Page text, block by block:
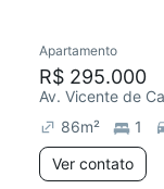
Apartamento
R$ 295.000
Av. Vicente de
86m² 1
Ver contato